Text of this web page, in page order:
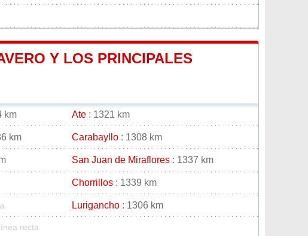
Y LOS PRINCIPALES
km Ate : 1321 km
km Carabayllo : 1308 km
San Juan de Miraflores : 1337 km
Chorrillos : 1339 km
Lurigancho : 1306 km
recta